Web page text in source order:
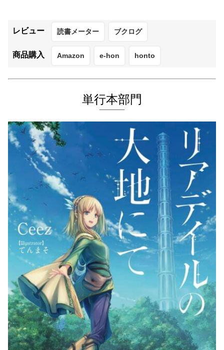
レビュー 読書メーター ブクログ
商品購入 Amazon e-hon honto
単行本部門